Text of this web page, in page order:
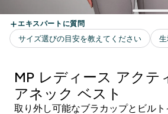
MP レディース アクテ
アネック ベスト
取り外し可能なブラカップとビル